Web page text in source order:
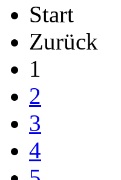
Start
Zurück
1
2
3
4